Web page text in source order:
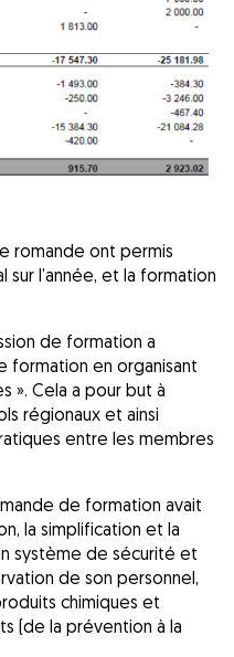
romande ont permis
sur l’année, et la formation
de formation a
en organisant
». Cela a pour but à
régionaux et ainsi
entre les membres
de formation avait
la simplification et la
système de sécurité et
de son personnel,
chimiques et
(de la prévention à la